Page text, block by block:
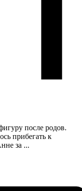
после родов.
прибегать к
за ...